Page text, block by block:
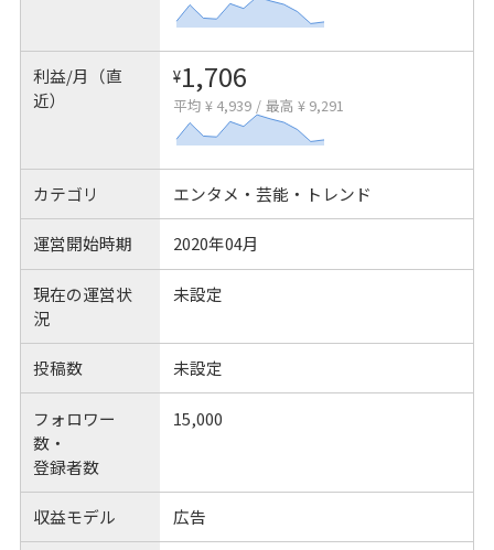
利益/月（直
近）
¥1,706
平均 ¥ 4,939 / 最高 ¥ 9,291
カテゴリ エンタメ・芸能・トレンド
運営開始時期 2020年04月
現在の運営状
況
未設定
投稿数 未設定
フォロワー
数・
登録者数
15,000
収益モデル 広告